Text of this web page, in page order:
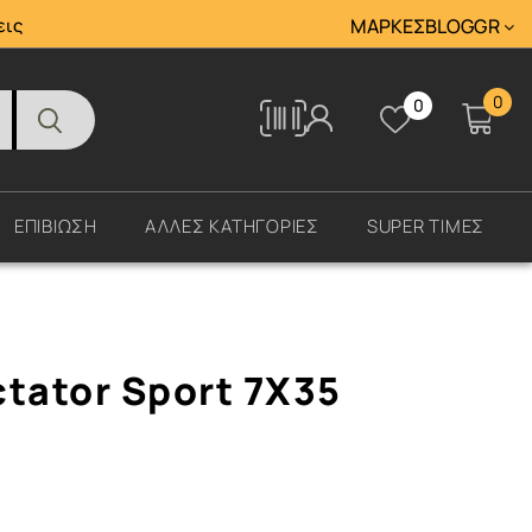
Tracking ΜΆΡΚΕΣBLOGGR
Tracking 0 0
ΕΠΙΒΙΩΣΗ ΑΛΛΕΣ ΚΑΤΗΓΟΡΙΕΣ SUPER ΤΙΜΕΣ
Sport 7X35